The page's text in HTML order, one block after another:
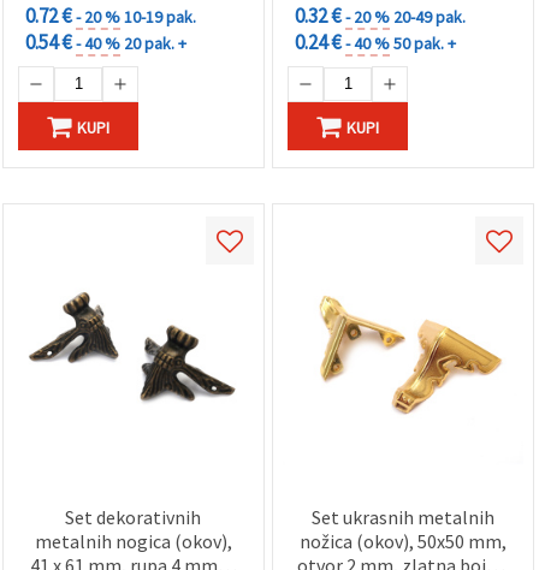
0.72 €- 20 %10-19 pak.
0.54 €- 40 % 20 pak. +
KUPI
0.32 €- 20 % 20-49 pak.
0.24 €- 40 %50 pak. +
KUPI
Set dekorativnih
metalnih nogica (okov),
41 x 61 mm, rupa 4 mm, u
Set ukrasnih metalnih
nožica (okov), 50x50 mm,
otvor 2 mm, zlatna boja –